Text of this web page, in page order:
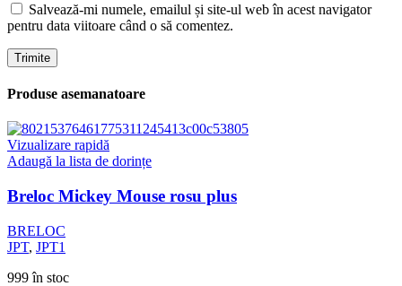
Salvează-mi numele, emailul și site-ul web în acest navigator
pentru data viitoare când o să comentez.
Produse asemanatoare
Vizualizare rapidă
Adaugă la lista de dorințe
Breloc Mickey Mouse rosu plus
BRELOC
JPT, JPT1
999 în stoc